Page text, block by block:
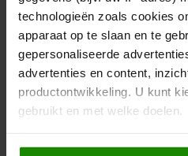
technologieën zoals cookies
apparaat op te slaan en te
gepersonaliseerde
advertenties en content,
productontwikkeling. U kunt
gebruikt en met welke doelen.
Als u het toestaat, willen we
14/04/2025
BROER DI-RECT-
VEENENDAAL
VERKEERSONGEVAL